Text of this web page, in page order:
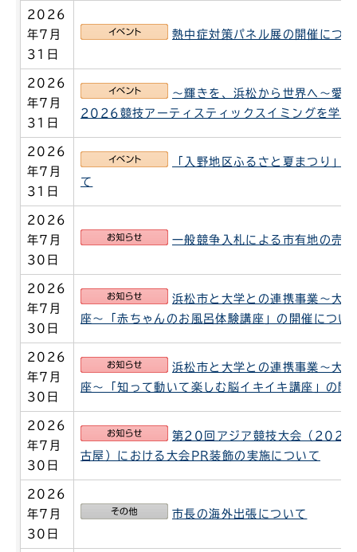
2026
年7月
31日
イベント 熱中症対策パネル展の開催につ
2026
年7月
31日
イベント
〜輝きを、浜松から世界へ〜愛
2026競技アーティスティックスイミングを学ぼ
2026
年7月
31日
イベント
「入野地区ふるさと夏まつり」
て
2026
年7月
30日
お知らせ 一般競争入札による市有地の売
2026
年7月
30日
お知らせ
浜松市と大学との連携事業～大
座～「赤ちゃんのお風呂体験講座」の開催につい
2026
年7月
30日
お知らせ
浜松市と大学との連携事業～大
座～「知って動いて楽しむ脳イキイキ講座」の開
2026
年7月
30日
お知らせ
第20回アジア競技大会（
古屋）における大会PR装飾の実施について
2026
年7月
30日
その他 市長の海外出張について